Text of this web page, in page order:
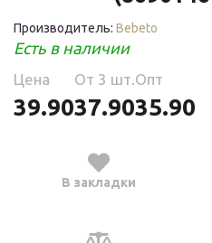
Производитель: Bebeto
Есть в наличии
Цена
39.90
Oт 3 шт.
37.90
Опт
35.90
В закладки